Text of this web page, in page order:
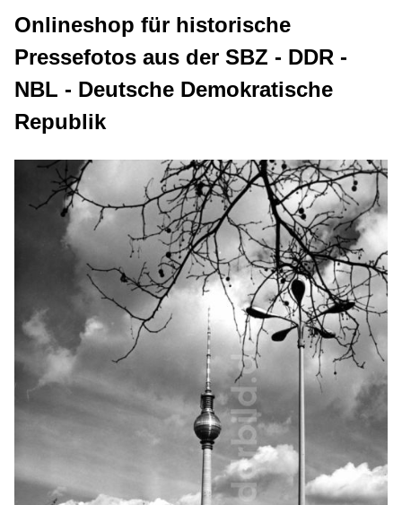
Onlineshop für historische
Pressefotos aus der SBZ - DDR -
NBL - Deutsche Demokratische
Republik